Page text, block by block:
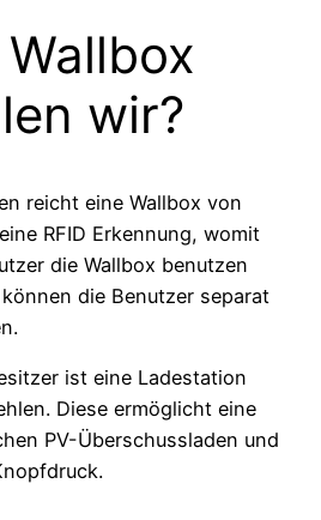
wir?
reicht eine Wallbox von
RFID Erkennung, womit
die Wallbox benutzen
die Benutzer separat
ist eine Ladestation
Diese ermöglicht eine
PV-Überschussladen und